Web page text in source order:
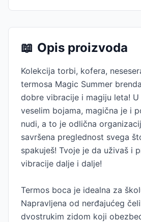
📖 Opis proizvoda
Kolekcija torbi, kofera,
termosa Magic Summer
dobre vibracije i magiju leta! U
veselim bojama, magična je i
nudi, a to je odlična
savršena preglednost svega
spakuješ! Tvoje je da uživaš i
vibracije dalje i dalje!
Termos boca je idealna za
Napravljena od nerđajućeg
dvostrukim zidom koji